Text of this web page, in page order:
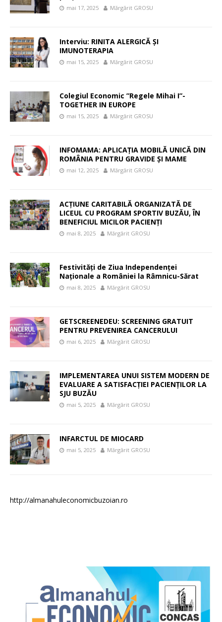
mai 17, 2025 Mărgărit GROSU
Interviu: RINITA ALERGICĂ ȘI
IMUNOTERAPIA
mai 15, 2025 Mărgărit GROSU
Colegiul Economic ”Regele Mihai I”-
TOGETHER IN EUROPE
mai 15, 2025 Mărgărit GROSU
INFOMAMA: APLICAȚIA MOBILĂ UNICĂ DIN
ROMÂNIA PENTRU GRAVIDE ȘI MAME
mai 12, 2025 Mărgărit GROSU
ACȚIUNE CARITABILĂ ORGANIZATĂ DE
LICEUL CU PROGRAM SPORTIV BUZĂU, ÎN
BENEFICIUL MICILOR PACIENȚI
mai 8, 2025 Mărgărit GROSU
Festivități de Ziua Independenței
Naționale a României la Râmnicu-Sărat
mai 8, 2025 Mărgărit GROSU
GETSCREENEDEU: SCREENING GRATUIT
PENTRU PREVENIREA CANCERULUI
mai 6, 2025 Mărgărit GROSU
IMPLEMENTAREA UNUI SISTEM MODERN DE
EVALUARE A SATISFACȚIEI PACIENȚILOR LA
SJU BUZĂU
mai 5, 2025 Mărgărit GROSU
INFARCTUL DE MIOCARD
mai 5, 2025 Mărgărit GROSU
http://almanahuleconomicbuzoian.ro